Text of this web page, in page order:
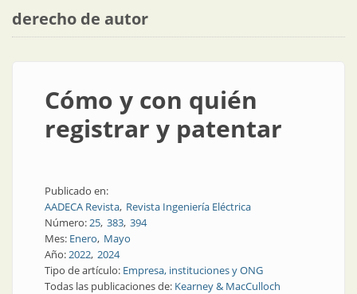
derecho de autor
Cómo y con quién
registrar y patentar
Publicado en:
AADECA Revista Revista Ingeniería Eléctrica
Número:25 383 394
Mes: Enero Mayo
Año:2022 2024
Tipo de artículo: Empresa, instituciones y ONG
Todas las publicaciones de: Kearney & MacCulloch